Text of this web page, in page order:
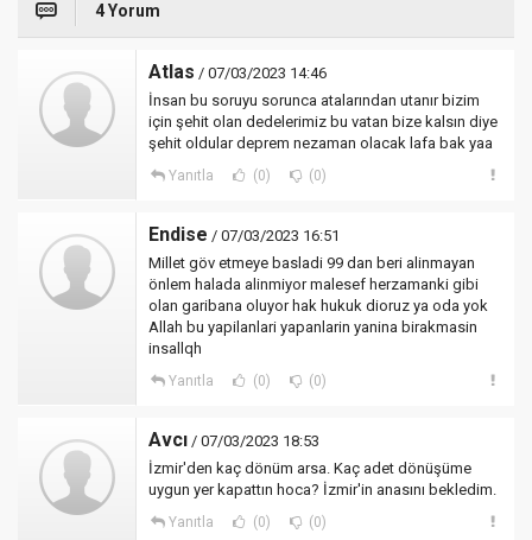
4 Yorum
Atlas / 07/03/2023 14:46
İnsan bu soruyu sorunca atalarından utanır bizim
için şehit olan dedelerimiz bu vatan bize kalsın diye
şehit oldular deprem nezaman olacak lafa bak yaa
Yanıtla (0) (0)
Endise / 07/03/2023 16:51
Millet göv etmeye basladi 99 dan beri alinmayan
önlem halada alinmiyor malesef herzamanki gibi
olan garibana oluyor hak hukuk dioruz ya oda yok
Allah bu yapilanlari yapanlarin yanina birakmasin
insallqh
Yanıtla (0) (0)
Avcı / 07/03/2023 18:53
İzmir'den kaç dönüm arsa. Kaç adet dönüşüme
uygun yer kapattın hoca? İzmir'in anasını bekledim.
Yanıtla (0) (0)